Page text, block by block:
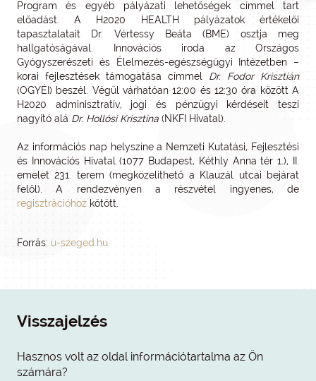
Program és egyéb pályázati lehetőségek címmel tart
előadást. A H2020 HEALTH pályázatok értékelői
tapasztalatait Dr. Vértessy Beáta (BME) osztja meg
hallgatóságával. Innovációs iroda az Országos
Gyógyszerészeti és Élelmezés-egészségügyi Intézetben –
korai fejlesztések támogatása címmel Dr. Fodor Krisztián
(OGYÉI) beszél. Végül várhatóan 12:00 és 12:30 óra között A
H2020 adminisztratív, jogi és pénzügyi kérdéseit teszi
nagyító alá Dr. Hollósi Krisztina (NKFI Hivatal).
Az információs nap helyszíne a Nemzeti Kutatási, Fejlesztési
és Innovációs Hivatal (1077 Budapest, Kéthly Anna tér 1.), II.
emelet 231. terem (megközelíthető a Klauzál utcai bejárat
felől). A rendezvényen a részvétel ingyenes, de
regisztrációhoz kötött.
Forrás: u-szeged.hu
Visszajelzés
Hasznos volt az oldal információtartalma az Ön
számára?